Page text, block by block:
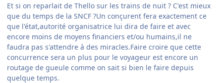
Et si on reparlait de Thello sur les trains de nuit ? C'est mieux
que du temps de la SNCF ?Un conçurent fera exactement ce
que l'état,autorité organisatrice lui dira de faire et avec
encore moins de moyens financiers et/ou humains,il ne
faudra pas s'attendre à des miracles.Faire croire que cette
concurrence sera un plus pour le voyageur est encore un
routage de gueule comme on sait si bien le faire depuis
quelque temps.